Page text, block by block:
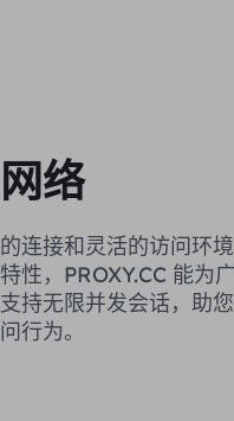
络
连接和灵活的访问环
性，PROXY.CC 能为
持无限并发会话，助
行为。